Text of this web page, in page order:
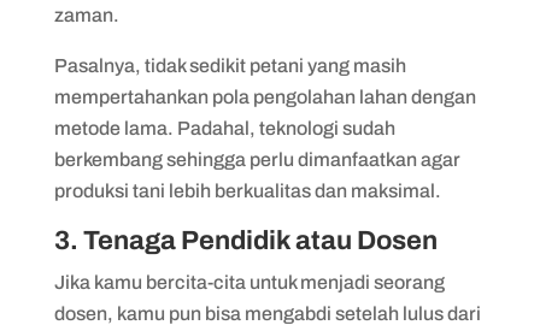
zaman.
Pasalnya, tidak sedikit petani yang masih
mempertahankan pola pengolahan lahan dengan
metode lama. Padahal, teknologi sudah
berkembang sehingga perlu dimanfaatkan agar
produksi tani lebih berkualitas dan maksimal.
3. Tenaga Pendidik atau Dosen
Jika kamu bercita-cita untuk menjadi seorang
dosen, kamu pun bisa mengabdi setelah lulus dari